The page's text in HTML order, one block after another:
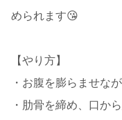
められます😘
【やり方】
・お腹を膨らませな
・肋骨を締め、口か